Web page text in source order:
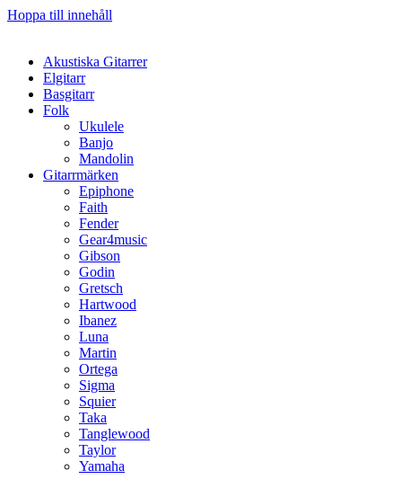
Hoppa till innehåll
Akustiska Gitarrer
Elgitarr
Basgitarr
Folk
Ukulele
Banjo
Mandolin
Gitarrmärken
Epiphone
Faith
Fender
Gear4music
Gibson
Godin
Gretsch
Hartwood
Ibanez
Luna
Martin
Ortega
Sigma
Squier
Taka
Tanglewood
Taylor
Yamaha